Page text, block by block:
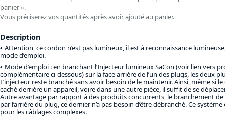
panier ».
Vous préciserez vos quantités après avoir ajouté au panier.
Description
Attention, ce cordon n’est pas lumineux, il est à reconnaissance
mode d’emploi.
Mode d’emploi : en branchant l’Injecteur lumineux SaCon (voir lien vers
complémentaire ci-dessous) sur la face arrière de l’un des plugs, les deux
L’injecteur reste branché sans avoir besoin de le maintenir. Ainsi, même si
caché derrière un appareil, voire dans une autre pièce, il suffit de se
Autre avantage par rapport à des produits concurrents, le branchement de
par l’arrière du plug, ce dernier n’a pas besoin d’être débranché. Ce
pour les câblages complexes.